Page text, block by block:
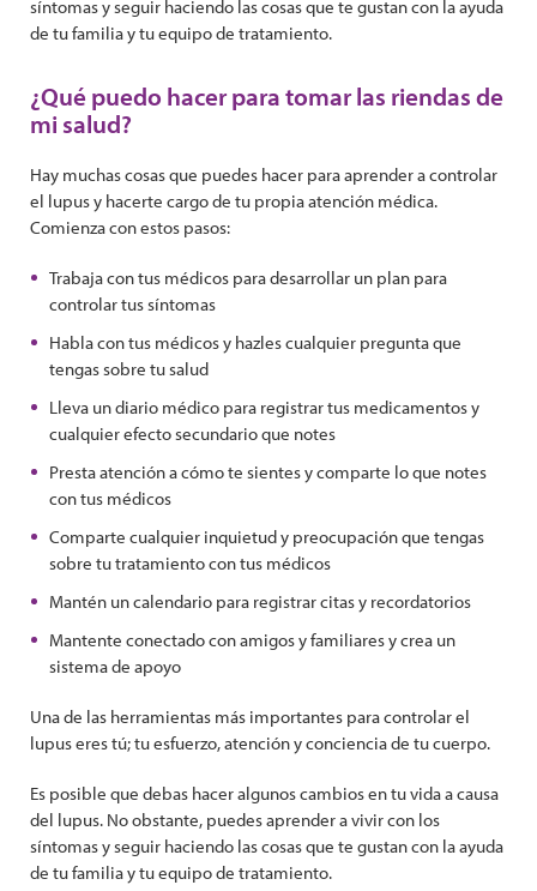
síntomas y seguir haciendo las cosas que te gustan con la ayuda
de tu familia y tu equipo de tratamiento.
¿Qué puedo hacer para tomar las riendas de
mi salud?
Hay muchas cosas que puedes hacer para aprender a controlar
el lupus y hacerte cargo de tu propia atención médica.
Comienza con estos pasos:
Trabaja con tus médicos para desarrollar un plan para
controlar tus síntomas
Habla con tus médicos y hazles cualquier pregunta que
tengas sobre tu salud
Lleva un diario médico para registrar tus medicamentos y
cualquier efecto secundario que notes
Presta atención a cómo te sientes y comparte lo que notes
con tus médicos
Comparte cualquier inquietud y preocupación que tengas
sobre tu tratamiento con tus médicos
Mantén un calendario para registrar citas y recordatorios
Mantente conectado con amigos y familiares y crea un
sistema de apoyo
Una de las herramientas más importantes para controlar el
lupus eres tú; tu esfuerzo, atención y conciencia de tu cuerpo.
Es posible que debas hacer algunos cambios en tu vida a causa
del lupus. No obstante, puedes aprender a vivir con los
síntomas y seguir haciendo las cosas que te gustan con la ayuda
de tu familia y tu equipo de tratamiento.